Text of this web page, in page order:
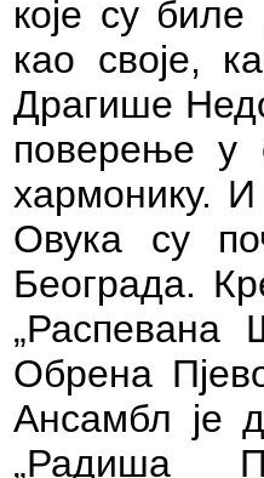
које су биле
као своје,
Драгише
поверење у
хармонику.
Овука су
Београда.
„Распевана
Обрена
Ансамбл је
„Радиша